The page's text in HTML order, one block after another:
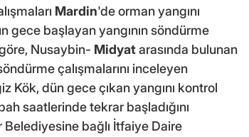
Mardin'de orman yangını
gece başlayan yangının söndürme
Nusaybin- Midyatarasında bulunan
çalışmalarını inceleyen
Kök, dün gece çıkan yangını kontrol
saatlerinde tekrar başladığını
bağlı İtfaiye Daire